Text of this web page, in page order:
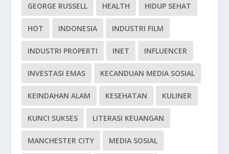
GEORGE RUSSELL HEALTH HIDUP SEHAT
HOT INDONESIA INDUSTRI FILM
INDUSTRI PROPERTI INET INFLUENCER
INVESTASI EMAS KECANDUAN MEDIA SOSIAL
KEINDAHAN ALAM KESEHATAN KULINER
KUNCI SUKSES LITERASI KEUANGAN
MANCHESTER CITY MEDIA SOSIAL